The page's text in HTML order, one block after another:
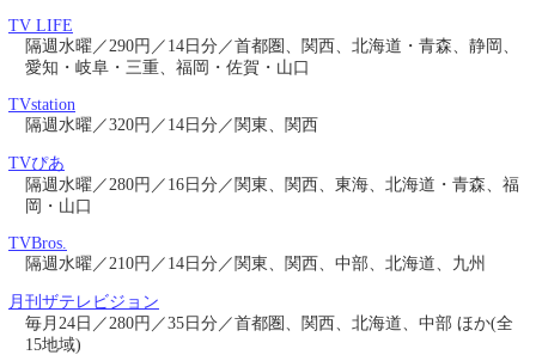
TV LIFE
隔週水曜／290円／14日分／首都圏、関西、北海道・青森、静岡、
愛知・岐阜・三重、福岡・佐賀・山口
TVstation
隔週水曜／320円／14日分／関東、関西
TVぴあ
隔週水曜／280円／16日分／関東、関西、東海、北海道・青森、福
岡・山口
TVBros.
隔週水曜／210円／14日分／関東、関西、中部、北海道、九州
月刊ザテレビジョン
毎月24日／280円／35日分／首都圏、関西、北海道、中部 ほか(全
15地域)